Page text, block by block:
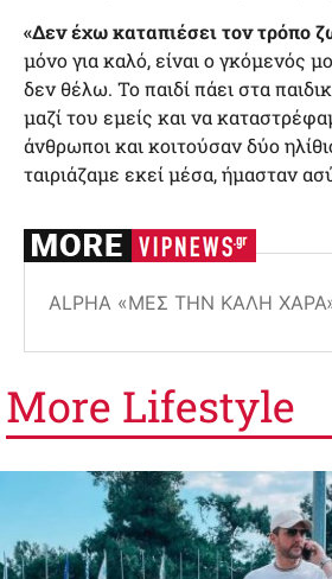
«Δεν έχω καταπιέσει τον τρόπο
μόνο για καλό, είναι ο γκόμενός
δεν θέλω. Το παιδί πάει στα
μαζί του εμείς και να
άνθρωποι και κοιτούσαν δύο
ταιριάζαμε εκεί μέσα, ήμασταν
ALPHA «ΜΕΣ ΤΗΝ ΚΑΛΉ
More Lifestyle